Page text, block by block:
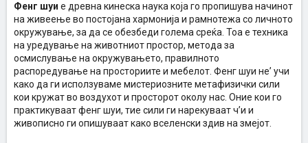
Фенг шуи е древна кинеска наука која го пропишува начинот
на живеење во постојана хармонија и рамнотежа со личното
окружување, за да се обезбеди голема среќа. Тоа е техника
на уредување на животниот простор, метода за
осмислување на окружувањето, правилното
распоредување на просториите и мебелот. Фенг шуи не’ учи
како да ги исползуваме мистериозните метафизички сили
кои кружат во воздухот и просторот околу нас. Оние кои го
практикуваат фенг шуи, тие сили ги нарекуваат ч’и и
живописно ги опишуваат како вселенски здив на змејот.